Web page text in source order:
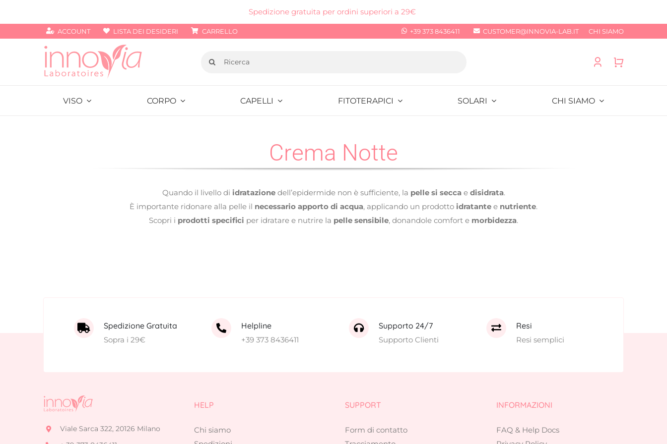
Spedizione gratuita per ordini superiori a 29€
ACCOUNT LISTA DEI DESIDERI CARRELLO +39 373 8436411 CUSTOMER@INNOVIA-LAB.IT CHI SIAMO
Cerca
VISO CORPO CAPELLI FITOTERAPICI SOLARI CHI SIAMO
Crema Notte
Quando il livello di idratazionedell’epidermide non è sufficiente, la pelle si seccae disidrata.
È importante ridonare alla pelle il necessario apporto di acqua, applicando un prodotto idratante e nutriente.
Scopri i prodotti specifici per idratare e nutrire la pelle sensibile, donandole comfort e morbidezza.
Spedizione Gratuita
Sopra i 29€
Helpline
+39 373 8436411
Supporto 24/7
Supporto Clienti
Resi
Resi semplici
Viale Sarca 322, 20126 Milano
HELP
Chi siamo
SUPPORT
Form di contatto
INFORMAZIONI
FAQ & Help Docs